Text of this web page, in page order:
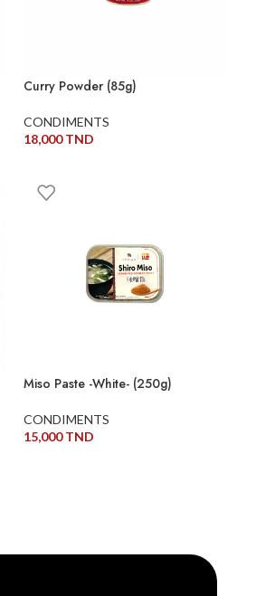
Curry Powder (85g)
CONDIMENTS
18,000TND
Miso Paste -White- (250g)
CONDIMENTS
15,000TND